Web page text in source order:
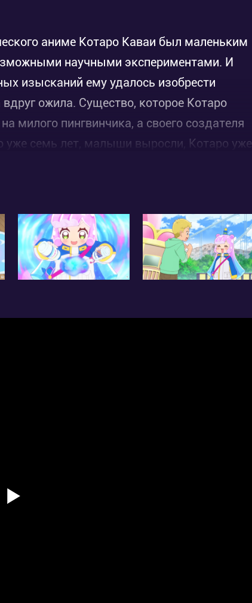
аниме Котаро Каваи был маленьким
научными экспериментами. И
изысканий ему удалось изобрести
ожила. Существо, которое Котаро
милого пингвинчика, а своего создателя
уже семь лет, малыши выросли, Котаро уже
признаться в своих чувствах к
обращаться в обаятельную
на неё внимание.